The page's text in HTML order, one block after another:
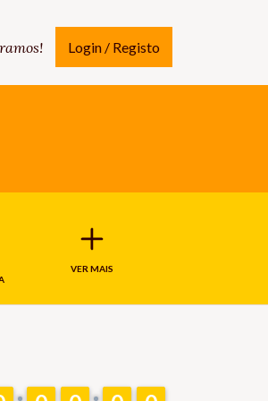
Login / Registo
VER MAIS